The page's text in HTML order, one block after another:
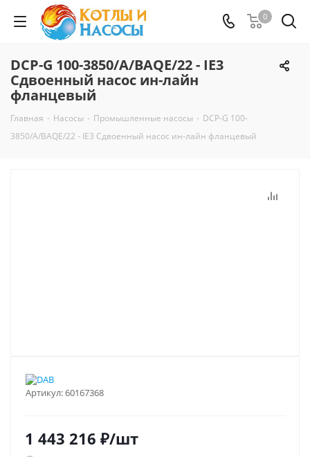
0
DCP-G 100-3850/A/BAQE/22 - IE3
Сдвоенный насос ин-лайн
фланцевый
Главная - Насосы - Промышленные насосы - DCP-G 100-
3850/A/BAQE/22 - IE3 Сдвоенный насос ин-лайн фланцевый
Артикул:60167368
1 443 216 ₽/шт